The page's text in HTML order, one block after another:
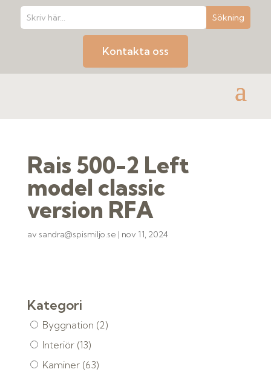
Kontakta oss
Rais 500-2 Left
model classic
version RFA
av sandra@spismiljo.se | nov 11, 2024
Kategori
Byggnation (2)
Interiör (13)
Kaminer (63)